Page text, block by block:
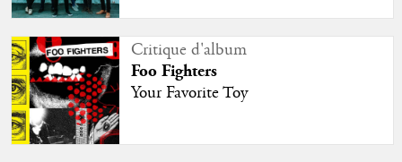
Critique d'album
Foo Fighters
Your Favorite Toy